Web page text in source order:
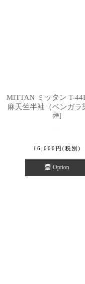
MITTAN ミッタン T-
麻天竺半袖（ベンガラ
煙]
16,000 円 (税別)
Option